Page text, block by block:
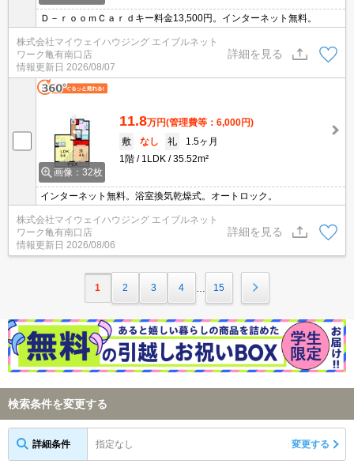
Ｄ－ｒｏｏｍＣａｒｄキー料金13,500円。インターネット無料。
株式会社マイウェイハウジング エイブルネット
ワーク亀有南口店
情報更新日 2026/08/07
詳細を見る
画像：32枚
11.8万円(管理費等：6,000円)
敷
なし 礼
1.5ヶ月
1階
1LDK 35.52m²
インターネット無料。浴室換気乾燥式。オートロック。
株式会社マイウェイハウジング エイブルネット
ワーク亀有南口店
情報更新日 2026/08/06
詳細を見る
1 2 3 4 15
検索条件を変更する
詳細条件 指定なし 変更する